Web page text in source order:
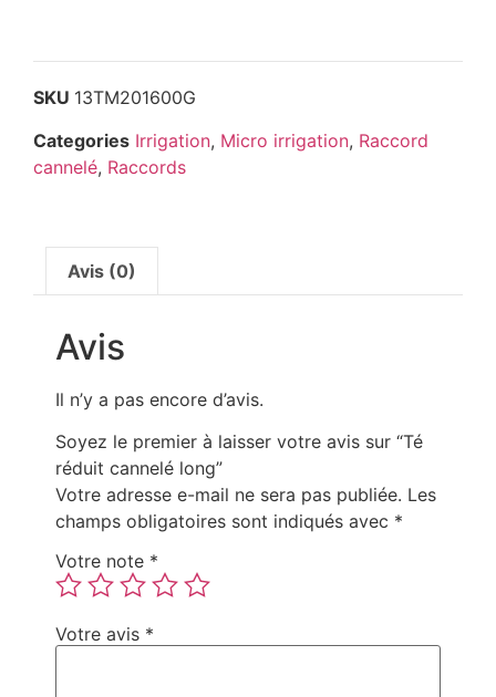
SKU 13TM201600G
Categories Irrigation, Micro irrigation, Raccord
cannelé, Raccords
Avis (0)
Avis
Il n’y a pas encore d’avis.
Soyez le premier à laisser votre avis sur “Té
réduit cannelé long”
Votre adresse e-mail ne sera pas publiée. Les
champs obligatoires sont indiqués avec *
Votre note *
Votre avis *